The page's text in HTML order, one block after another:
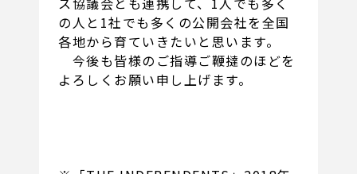
の人と1社でも多くの公開会社を全国
各地から育ていきたいと思います。
今後も皆様のご指導ご鞭撻のほどを
よろしくお願い申し上げます。